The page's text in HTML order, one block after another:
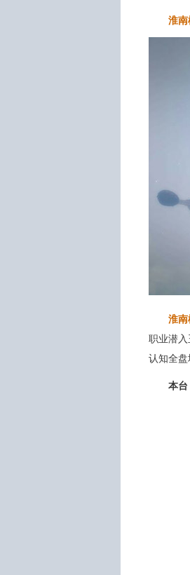
淮
淮
职业潜
认知全盘
本台